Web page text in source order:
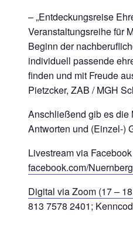
– „Entdeckungsreise
Veranstaltungsreihe für
Beginn der
individuell passende
finden und mit Freude
Pietzcker, ZAB / MGH
Anschließend gib es die
Antworten und (Einzel-)
Livestream via
facebook.com/
Digital via Zoom (17 –
813 7578 2401;